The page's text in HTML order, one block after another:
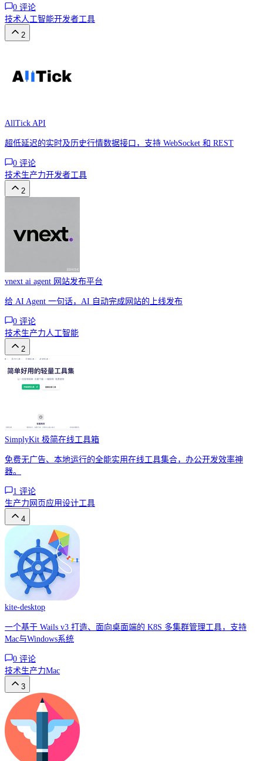
0 评论
技术人工智能开发者工具
2
AllTick API
超低延迟的实时及历史行情数据接口，支持 WebSocket 和 REST
0 评论
技术生产力开发者工具
2
vnext ai agent 网站发布平台
给 AI Agent 一句话，AI 自动完成网站的上线发布
0 评论
技术生产力人工智能
2
SimplyKit 极简在线工具箱
免费无广告、本地运行的全能实用在线工具集合，办公开发效率神
器。
1 评论
生产力 网页应用设计工具
4
kite-desktop
一个基于 Wails v3 打造、面向桌面端的 K8S 多集群管理工具，支持
Mac与Windows系统
0 评论
技术生产力Mac
3